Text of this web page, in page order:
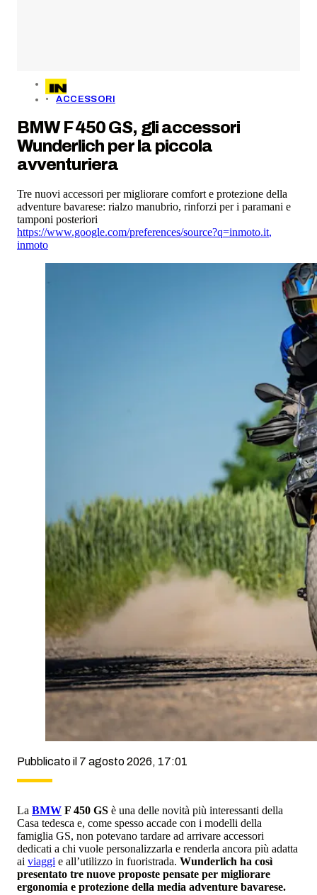
ACCESSORI
BMW F 450 GS, gli accessori
Wunderlich per la piccola
avventuriera
Tre nuovi accessori per migliorare comfort e protezione della
adventure bavarese: rialzo manubrio, rinforzi per i paramani e
tamponi posteriori
https://www.google.com/preferences/source?q=inmoto.it,
inmoto
Pubblicato il 7 agosto 2026, 17:01
La BMW F 450 GS è una delle novità più interessanti della
Casa tedesca e, come spesso accade con i modelli della
famiglia GS, non potevano tardare ad arrivare accessori
dedicati a chi vuole personalizzarla e renderla ancora più adatta
ai viaggi e all’utilizzo in fuoristrada. Wunderlich ha così
presentato tre nuove proposte pensate per migliorare
ergonomia e protezione della media adventure bavarese.